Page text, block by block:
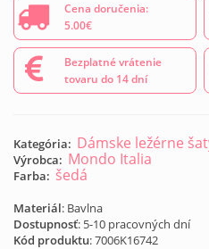
Cena doručenia:
5.00€
Bezplatné vrátenie
tovaru do 14 dní
Kategória: Dámske ležérne
Výrobca: Mondo Italia
Farba: šedá
Materiál: Bavlna
Dostupnosť: 5-10 pracovných dní
Kód produktu:7006K16742